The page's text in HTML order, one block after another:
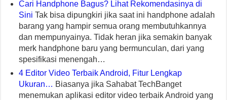
Cari Handphone Bagus? Lihat Rekomendasinya di
Sini Tak bisa dipungkiri jika saat ini handphone adalah
barang yang hampir semua orang membutuhkannya
dan mempunyainya. Tidak heran jika semakin banyak
merk handphone baru yang bermunculan, dari yang
spesifikasi menengah…
4 Editor Video Terbaik Android, Fitur Lengkap
Ukuran… Biasanya jika Sahabat TechBanget
menemukan aplikasi editor video terbaik Android yang